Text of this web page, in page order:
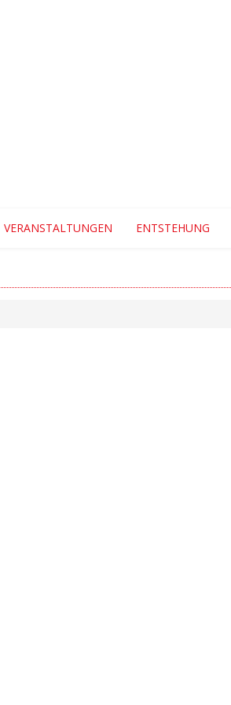
VERANSTALTUNGEN ENTSTEHUNG